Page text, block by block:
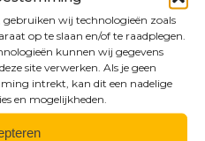
wij technologieën zoals
op te slaan en/of te raadplegen.
kunnen wij gegevens
site verwerken. Als je geen
intrekt, kan dit een nadelige
en mogelijkheden.
de